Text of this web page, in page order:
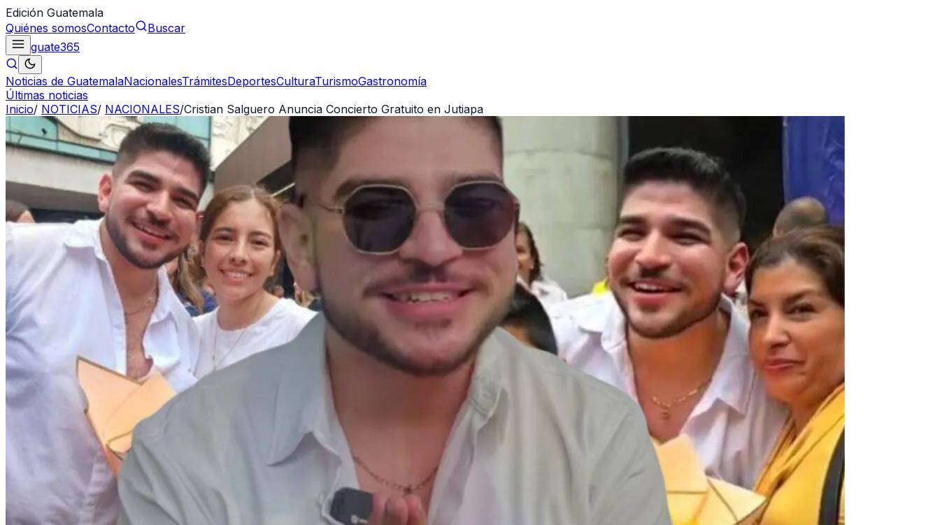
Edición Guatemala
Quiénes somosContacto
Buscar
guate365
Noticias de GuatemalaNacionalesTrámitesDeportesCulturaTurismoGastronomía
Últimas noticias
Inicio/ NOTICIAS/ NACIONALES/Cristian Salguero Anuncia Concierto Gratuito en Jutiapa